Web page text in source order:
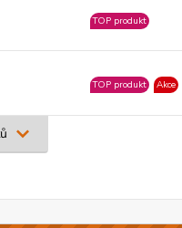
TOP produkt
TOP produkt Akce